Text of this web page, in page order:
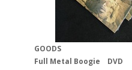
GOODS
Full Metal Boogie DVD